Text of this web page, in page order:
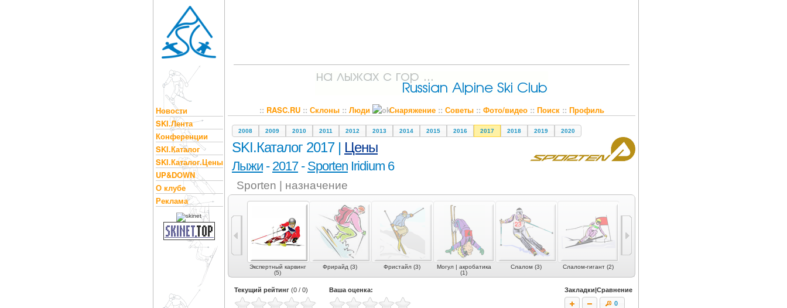
Новости
SKI.Лента
Конференции
SKI.Каталог
SKI.Каталог.Цены
UP&DOWN
О клубе
Реклама
:: RASC.RU:: Склоны:: Люди Снаряжение:: Советы:: Фото/видео:: Поиск:: Профиль
2008 2009 2010 2011 2012 2013 2014 2015 2016 2017 2018 2019 2020
SKI.Каталог 2017 | Цены
Лыжи - 2017- Sporten Iridium 6
Sporten | назначение
Карвинг (4)
Экспертный карвинг
(5)
Фрирайд (3) Фристайл (3)
Могул | акробатика
(1)
Слалом (3) Слалом-гигант (2)
Текущий рейтинг (0 / 0) Ваша оценка:
Закладки|Сравнение
0